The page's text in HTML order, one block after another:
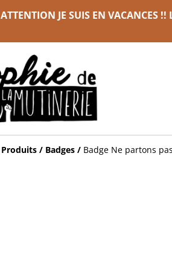
ATTENTION JE SUIS EN
Produits / Badges / Badge Ne partons